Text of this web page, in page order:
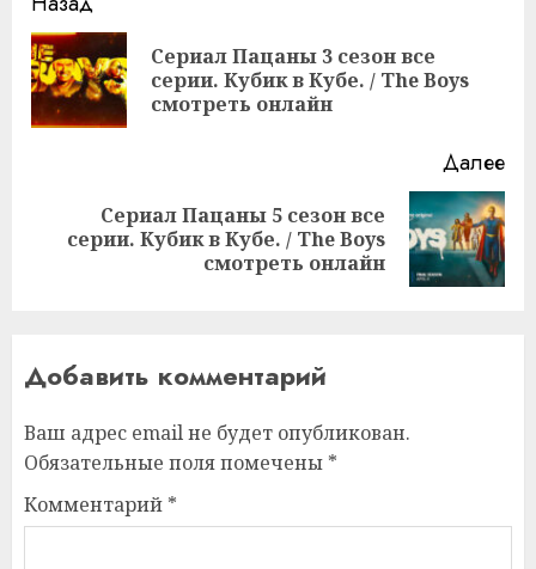
чтение
Сериал Пацаны 3 сезон все
серии. Кубик в Кубе. / The Boys
смотреть онлайн
Далее
Следующая
Сериал Пацаны 5 сезон все
серии. Кубик в Кубе. / The Boys
смотреть онлайн
Добавить комментарий
Ваш адрес email не будет опубликован.
Обязательные поля помечены *
Комментарий *